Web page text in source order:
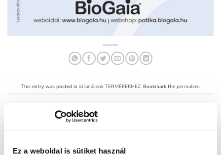
Ez a weboldal is sütiket használ
This entry was posted in Jótanácsok TERMÉKEKHEZ. Bookmark the permalink.
BIOGAIA PATIKA